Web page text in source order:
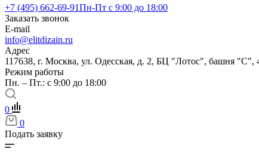
+7 (495) 662-69-91Пн-Пт c 9:00 до 18:00
Заказать звонок
E-mail
info@elitdizain.ru
Адрес
117638, г. Москва, ул. Одесская, д. 2, БЦ "Лотос", башня "С",
Режим работы
Пн. – Пт.: с 9:00 до 18:00
0
0
Подать заявку